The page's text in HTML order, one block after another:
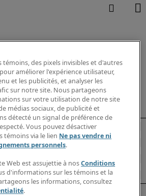
témoins, des pixels invisibles et d'autres
améliorer l'expérience utilisateur,
et les publicités, et analyser les
sur notre site. Nous partageons
sur votre utilisation de notre site
médias sociaux, de publicité et
détecté un signal de préférence de
Vous pouvez désactiver
témoins via le lien Ne pas vendre ni
personnels.
Web est assujettie à nosConditions
d'informations sur les témoins et la
les informations, consultez
.